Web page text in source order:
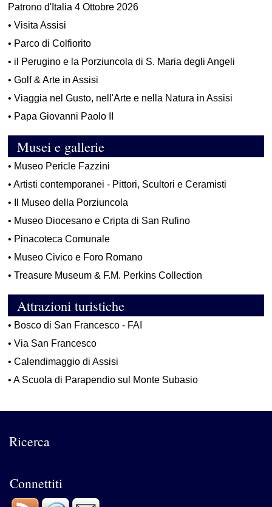
Patrono d'Italia 4 Ottobre 2026
•Visita Assisi
• Parco di Colfiorito
• il Perugino e la Porziuncola di S. Maria degli Angeli
•Golf & Arte in Assisi
•Viaggia nel Gusto, nell'Arte e nella Natura in Assisi
• Papa Giovanni Paolo II
Musei e gallerie
• Museo Pericle Fazzini
•Artisti contemporanei - Pittori, Scultori e Ceramisti
•
Il Museo della Porziuncola
• Museo Diocesano e Cripta di San Rufino
• Pinacoteca Comunale
• Museo Civico e Foro Romano
•Treasure Museum & F.M. Perkins Collection
Attrazioni turistiche
• Bosco di San Francesco - FAI
•Via San Francesco
•Calendimaggio di Assisi
•A Scuola di Parapendio sul Monte Subasio
Ricerca
Connettiti